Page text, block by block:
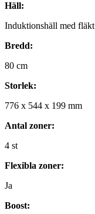
Häll:
Induktionshäll med fläkt
Bredd:
80 cm
Storlek:
776 x 544 x 199 mm
Antal zoner:
4 st
Flexibla zoner:
Ja
Boost: